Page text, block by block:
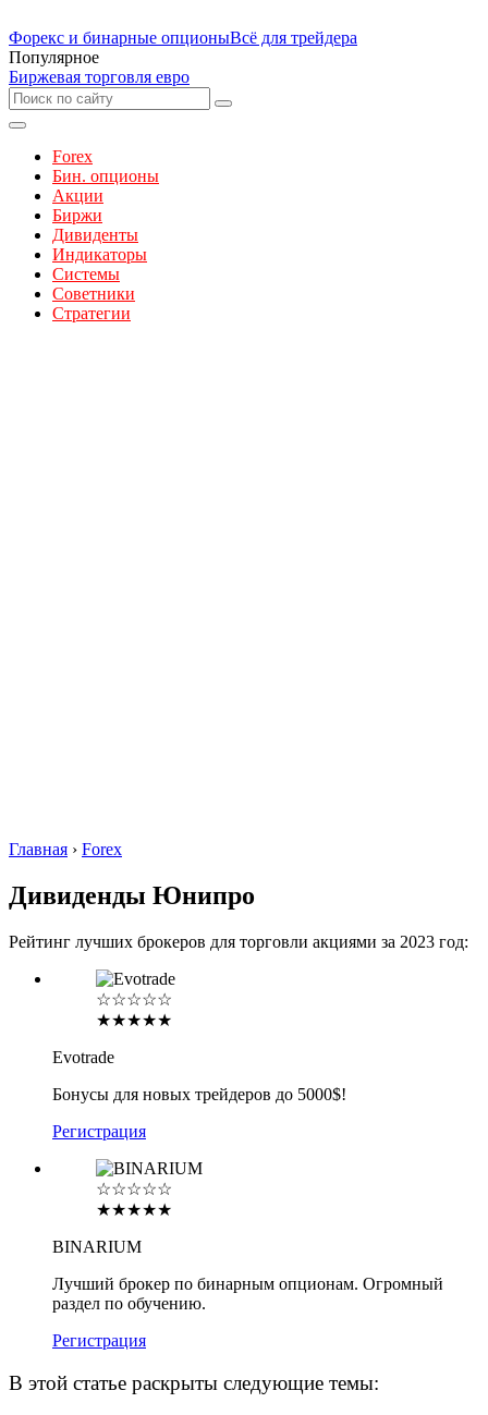
Форекс и бинарные опционыВсё для трейдера
Популярное
Биржевая торговля евро
Forex
Бин. опционы
Акции
Биржи
Дивиденты
Индикаторы
Системы
Советники
Стратегии
Главная › Forex
Дивиденды Юнипро
Рейтинг лучших брокеров для торговли акциями за 2023 год:
☆☆☆☆☆
★★★★★
Evotrade
Бонусы для новых трейдеров до 5000$!
Регистрация
☆☆☆☆☆
★★★★★
BINARIUM
Лучший брокер по бинарным опционам. Огромный
раздел по обучению.
Регистрация
В этой статье раскрыты следующие темы: